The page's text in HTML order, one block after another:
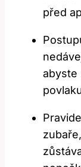
před
abyste